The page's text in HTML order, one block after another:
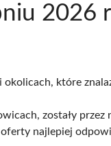
2026
które
zostały przez
najlepiej